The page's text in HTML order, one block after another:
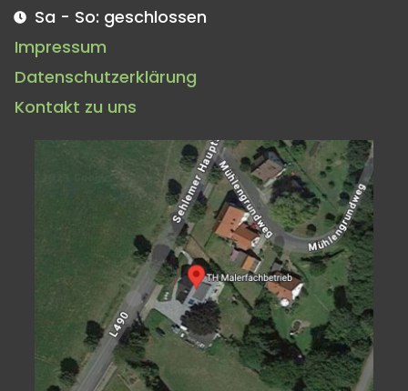
Sa - So: geschlossen
Impressum
Datenschutzerklärung
Kontakt zu uns